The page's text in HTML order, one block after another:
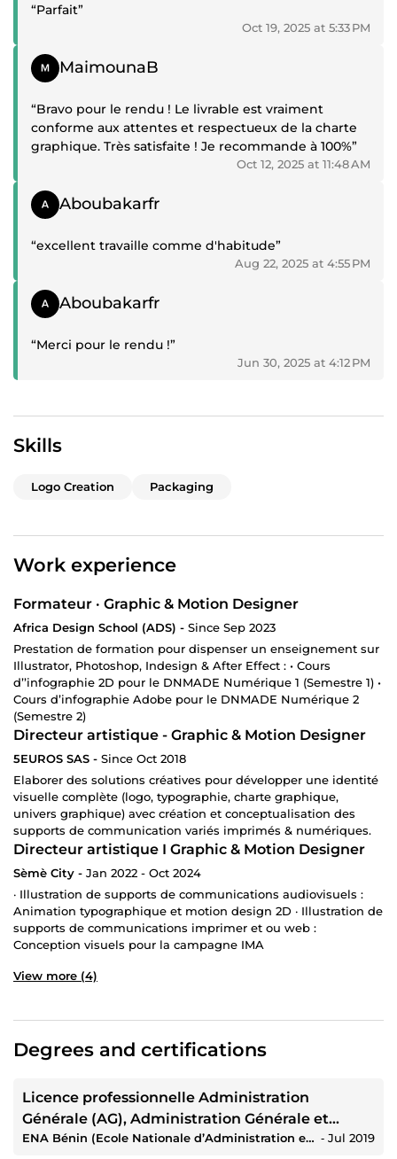
“Parfait”
Oct 19, 2025 at 5:33 PM
Positive review
MaimounaB
“Bravo pour le rendu ! Le livrable est vraiment
conforme aux attentes et respectueux de la charte
graphique. Très satisfaite ! Je recommande à 100%”
Oct 12, 2025 at 11:48 AM
Positive review
Aboubakarfr
“excellent travaille comme d'habitude”
Aug 22, 2025 at 4:55 PM
Positive review
Aboubakarfr
“Merci pour le rendu !”
Jun 30, 2025 at 4:12 PM
Skills
Logo Creation Packaging
Work experience
Formateur · Graphic & Motion Designer
Africa Design School (ADS) - Since Sep 2023
Prestation de formation pour dispenser un enseignement sur
Illustrator, Photoshop, Indesign & After Effect : • Cours
d’’infographie 2D pour le DNMADE Numérique 1 (Semestre 1) •
Cours d’infographie Adobe pour le DNMADE Numérique 2
(Semestre 2)
Directeur artistique - Graphic & Motion Designer
5EUROS SAS - Since Oct 2018
Elaborer des solutions créatives pour développer une identité
visuelle complète (logo, typographie, charte graphique,
univers graphique) avec création et conceptualisation des
supports de communication variés imprimés & numériques.
Directeur artistique I Graphic & Motion Designer
Sèmè City - Jan 2022 - Oct 2024
· Illustration de supports de communications audiovisuels :
Animation typographique et motion design 2D · Illustration de
supports de communications imprimer et ou web :
Conception visuels pour la campagne IMA
View more (4)
Degrees and certifications
Licence professionnelle Administration
Générale (AG), Administration Générale et
Territoriale (AGT)
ENA Bénin (Ecole Nationale d’Administration et de Magistrature du Bénin) ‐ Jul 2019